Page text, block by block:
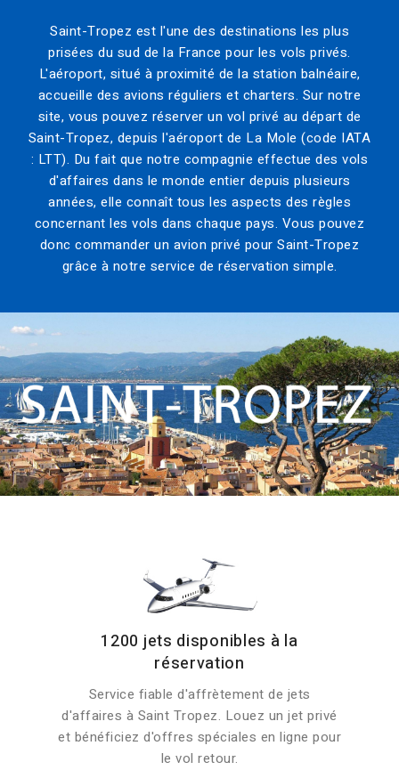
Saint-Tropez est l'une des destinations les plus
prisées du sud de la France pour les vols privés.
L'aéroport, situé à proximité de la station balnéaire,
accueille des avions réguliers et charters. Sur notre
site, vous pouvez réserver un vol privé au départ de
Saint-Tropez, depuis l'aéroport de La Mole (code IATA
: LTT). Du fait que notre compagnie effectue des vols
d'affaires dans le monde entier depuis plusieurs
années, elle connaît tous les aspects des règles
concernant les vols dans chaque pays. Vous pouvez
donc commander un avion privé pour Saint-Tropez
grâce à notre service de réservation simple.
1200 jets disponibles à la
réservation
Service fiable d'affrètement de jets
d'affaires à Saint Tropez. Louez un jet privé
et bénéficiez d'offres spéciales en ligne pour
le vol retour.